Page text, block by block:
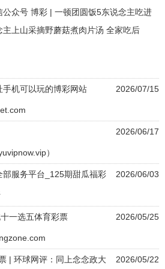
公众号 博彩 | 一顿团圆饭5东说念主吃进
上山采摘野蘑菇煮肉片汤 全家吃后
2026/07/15
机可以玩的博彩网站
2026/06/17
）
2026/06/03
服务平台_125期甜瓜福彩
2026/05/25
一选五体育彩票
2026/05/22
| 环球网评：同上念念政大